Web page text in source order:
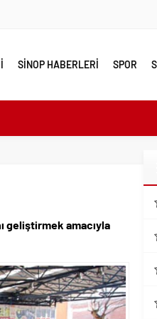
SİNOP HABERLERİ SPOR
Yarışması
geliştirmek amacıyla